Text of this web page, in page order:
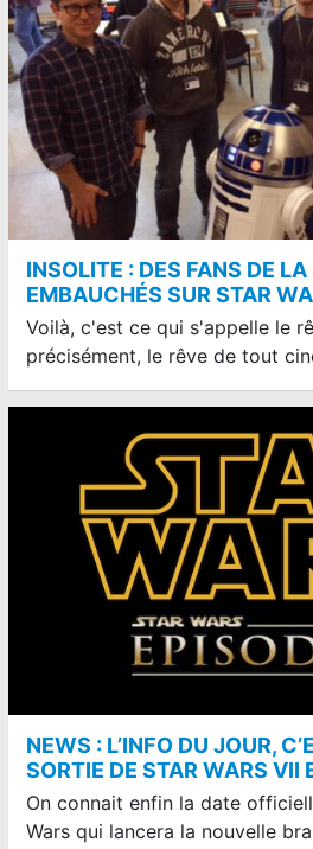
INSOLITE : DES FANS DE
EMBAUCHÉS SUR STAR
Voilà, c'est ce qui s'appelle le
précisément, le rêve de tout
NEWS : L’INFO DU JOUR,
SORTIE DE STAR WARS VII
On connait enfin la date
Wars qui lancera la nouvelle